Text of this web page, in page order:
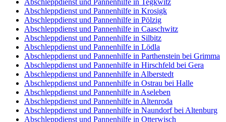
Abschleppdienst und Pannenhilfe in Krosigk
Abschleppdienst und Pannenhilfe in Pölzig
Abschleppdienst und Pannenhilfe in Caaschwitz
Abschleppdienst und Pannenhilfe in Silbitz
Abschleppdienst und Pannenhilfe in Lödla
Abschleppdienst und Pannenhilfe in Parthenstein bei Grimma
Abschleppdienst und Pannenhilfe in Hirschfeld bei Gera
Abschleppdienst und Pannenhilfe in Alberstedt
Abschleppdienst und Pannenhilfe in Ostrau bei Halle
Abschleppdienst und Pannenhilfe in Aseleben
Abschleppdienst und Pannenhilfe in Altenroda
Abschleppdienst und Pannenhilfe in Naundorf bei Altenburg
Abschleppdienst und Pannenhilfe in Otterwisch